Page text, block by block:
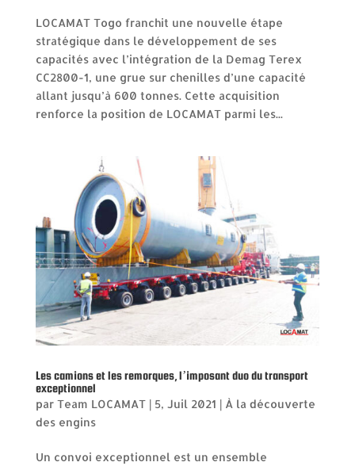
LOCAMAT Togo franchit une nouvelle étape
stratégique dans le développement de ses
capacités avec l’intégration de la Demag Terex
CC2800-1, une grue sur chenilles d’une capacité
allant jusqu’à 600 tonnes. Cette acquisition
renforce la position de LOCAMAT parmi les...
Les camions et les remorques, l’imposant duo du transport
exceptionnel
par Team LOCAMAT| 5, Juil 2021 | À la découverte
des engins
Un convoi exceptionnel est un ensemble